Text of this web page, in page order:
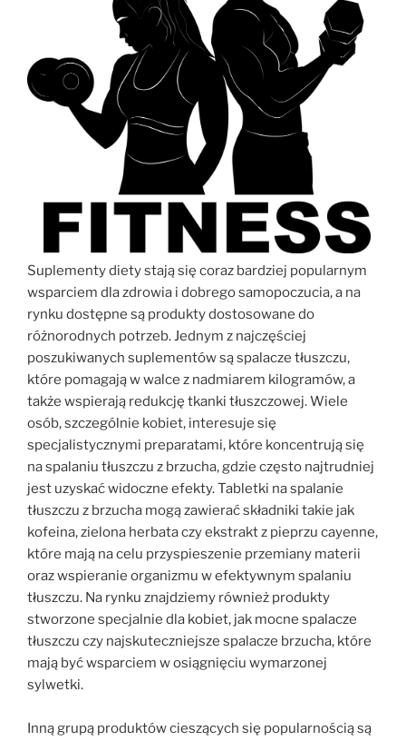
Suplementy diety stają się coraz bardziej popularnym
wsparciem dla zdrowia i dobrego samopoczucia, a na
rynku dostępne są produkty dostosowane do
różnorodnych potrzeb. Jednym z najczęściej
poszukiwanych suplementów są spalacze tłuszczu,
które pomagają w walce z nadmiarem kilogramów, a
także wspierają redukcję tkanki tłuszczowej. Wiele
osób, szczególnie kobiet, interesuje się
specjalistycznymi preparatami, które koncentrują się
na spalaniu tłuszczu z brzucha, gdzie często najtrudniej
jest uzyskać widoczne efekty. Tabletki na spalanie
tłuszczu z brzucha mogą zawierać składniki takie jak
kofeina, zielona herbata czy ekstrakt z pieprzu cayenne,
które mają na celu przyspieszenie przemiany materii
oraz wspieranie organizmu w efektywnym spalaniu
tłuszczu. Na rynku znajdziemy również produkty
stworzone specjalnie dla kobiet, jak mocne spalacze
tłuszczu czy najskuteczniejsze spalacze brzucha, które
mają być wsparciem w osiągnięciu wymarzonej
sylwetki.
Inną grupą produktów cieszących się popularnością są